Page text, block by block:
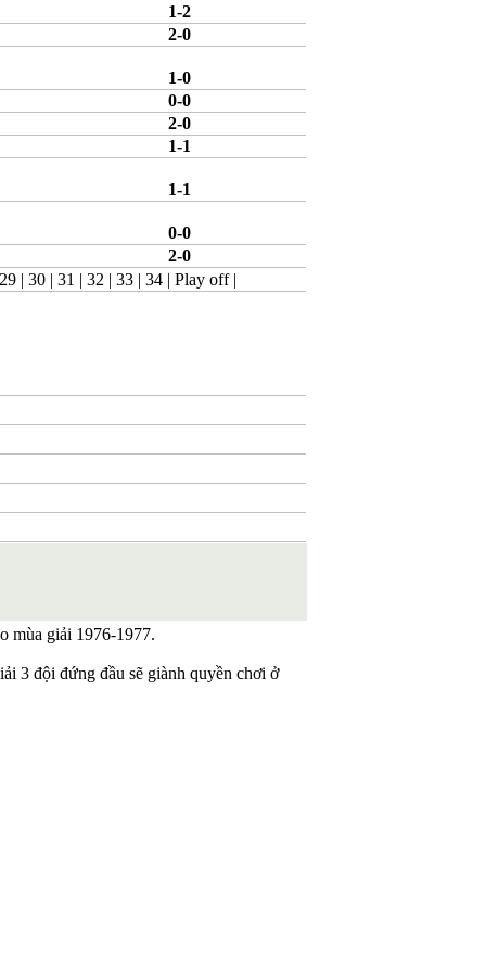
1-2
2-0
1-0
0-0
2-0
1-1
1-1
0-0
2-0
29 | 30 | 31 | 32 | 33 | 34 | Play off|
mùa giải 1976-1977.
3 đội đứng đầu sẽ giành quyền chơi ở